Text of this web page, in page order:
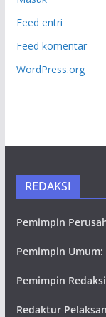
Feed entri
Feed komentar
WordPress.org
REDAKSI
Pemimpin
Pemimpin Umum:
Pemimpin
Redaktur